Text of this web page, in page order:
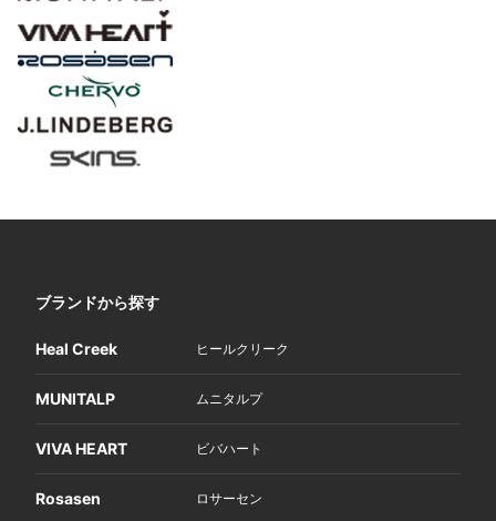
ブランドから探す
Heal Creek ヒールクリーク
MUNITALP ムニタルプ
VIVA HEART ビバハート
Rosasen ロサーセン